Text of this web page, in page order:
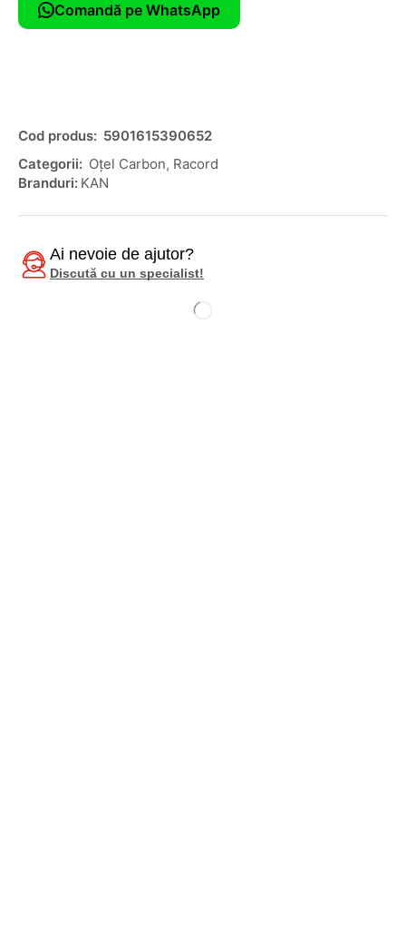
Comandă pe WhatsApp
Cod produs: 5901615390652
Categorii: Oțel Carbon, Racord
Branduri: KAN
Ai nevoie de ajutor?
Discută cu un specialist!